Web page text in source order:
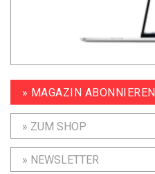
» MAGAZIN ABONNIEREN
» ZUM SHOP
» NEWSLETTER